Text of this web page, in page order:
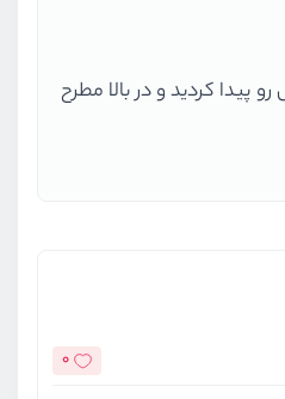
پیدا کردید و در بالا مطرح
0